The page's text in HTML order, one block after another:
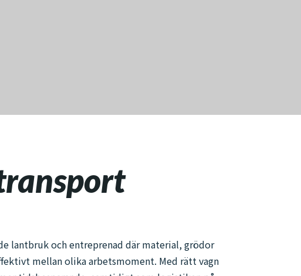
lantbruk och entreprenad där material, grödor
mellan olika arbetsmoment. Med rätt vagn